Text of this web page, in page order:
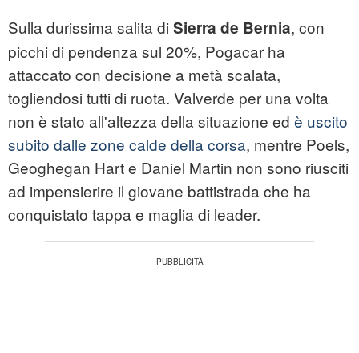
Sulla durissima salita di Sierra de Bernia, con
picchi di pendenza sul 20%, Pogacar ha
attaccato con decisione a metà scalata,
togliendosi tutti di ruota. Valverde per una volta
non è stato all'altezza della situazione ed è uscito
subito dalle zone calde della corsa, mentre Poels,
Geoghegan Hart e Daniel Martin non sono riusciti
ad impensierire il giovane battistrada che ha
conquistato tappa e maglia di leader.